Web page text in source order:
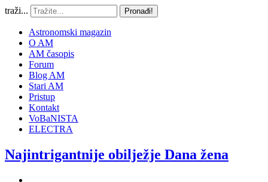
traži... Pronađi!
Astronomski magazin
O AM
AM časopis
Forum
Blog AM
Stari AM
Pristup
Kontakt
VoBaNISTA
ELECTRA
Najintrigantnije obilježje Dana žena